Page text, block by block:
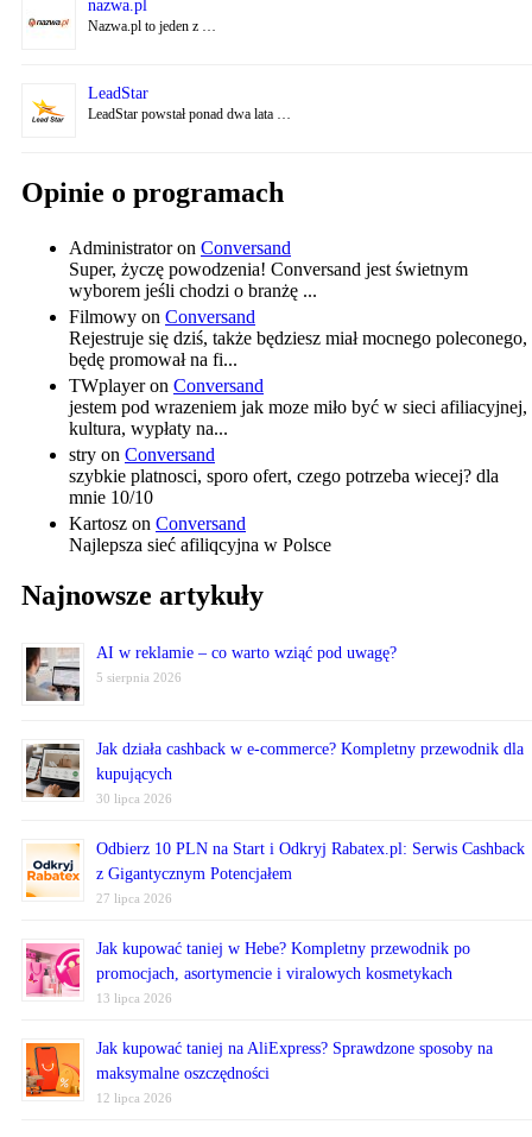
nazwa.pl
Nazwa.pl to jeden z …
LeadStar
LeadStar powstał ponad dwa lata …
Opinie o programach
Administratoron Conversand
Super, życzę powodzenia! Conversand jest świetnym
wyborem jeśli chodzi o branżę ...
Filmowy on Conversand
Rejestruje się dziś, także będziesz miał mocnego poleconego,
będę promował na fi...
TWplayeron Conversand
jestem pod wrazeniem jak moze miło być w sieci afiliacyjnej,
kultura, wypłaty na...
stry on Conversand
szybkie platnosci, sporo ofert, czego potrzeba wiecej? dla
mnie 10/10
Kartosz on Conversand
Najlepsza sieć afiliqcyjna w Polsce
Najnowsze artykuły
AI w reklamie – co warto wziąć pod uwagę?
5 sierpnia 2026
Jak działa cashback w e-commerce? Kompletny przewodnik dla
kupujących
30 lipca 2026
Odbierz 10 PLN na Start i Odkryj Rabatex.pl: Serwis Cashback
z Gigantycznym Potencjałem
27 lipca 2026
Jak kupować taniej w Hebe? Kompletny przewodnik po
promocjach, asortymencie i viralowych kosmetykach
13 lipca 2026
Jak kupować taniej na AliExpress? Sprawdzone sposoby na
maksymalne oszczędności
12 lipca 2026